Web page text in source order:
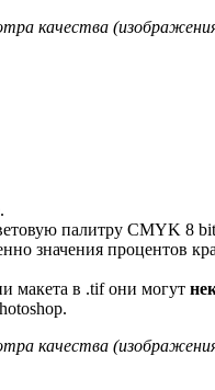
качества
палитру CMYK 8
значения процентов
макета в .tif они могут
качества